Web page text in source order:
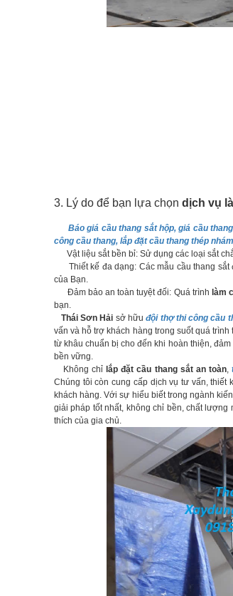
3. Lý do để bạn lựa chọn dịch vụ
Báo giá cầu thang sắt hộp, giá cầu
công cầu thang, lắp đặt cầu thang thép
Vật liệu sắt bền bỉ: Sử dụng các loại sắt
Thiết kế đa dạng: Các mẫu cầu thang sắt
của Bạn.
Đảm bảo an toàn tuyệt đối: Quá trình làm
bạn.
Thái Sơn Hải sở hữuđội thợ thi công cầu
vấn và hỗ trợ khách hàng trong suốt quá trình
từ khâu chuẩn bị cho đến khi hoàn thiện,
bền vững.
Không chỉ lắp đặt cầu thang sắt an toàn,
Chúng tôi còn cung cấp dịch vụ tư vấn, thiết
khách hàng. Với sự hiểu biết trong ngành
giải pháp tốt nhất, không chỉ bền, chất
thích của gia chủ.